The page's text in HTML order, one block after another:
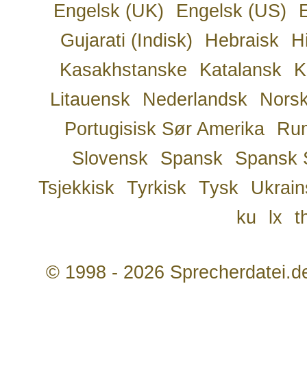
Engelsk (UK)
Engelsk (US)
Gujarati (Indisk)
Hebraisk
Kasakhstanske
Katalansk
Litauensk
Nederlandsk
Portugisisk Sør Amerika
Slovensk
Spansk
Spansk
Tsjekkisk
Tyrkisk Tysk
ku
lx
© 1998 - 2026